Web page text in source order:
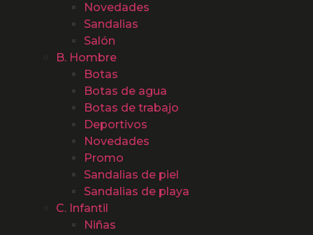
Novedades
Sandalias
Salón
B. Hombre
Botas
Botas de agua
Botas de trabajo
Deportivos
Novedades
Promo
Sandalias de piel
Sandalias de playa
C. Infantil
Niñas